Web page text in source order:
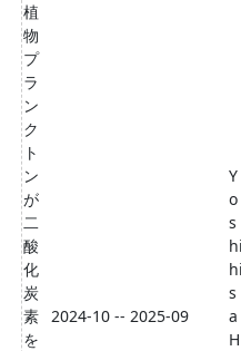
植
物
プ
ラ
ン
ク
ト
ン
が
二
酸
化
炭
素
を
2024-10 -- 2025-09
Y
o
s
s
a